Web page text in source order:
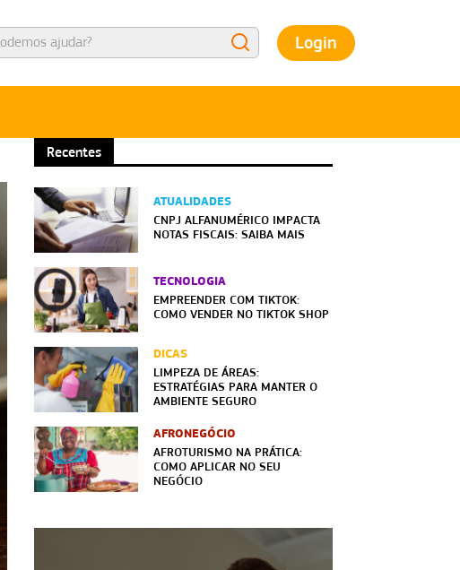
Login
Recentes
ATUALIDADES
CNPJ ALFANUMÉRICO IMPACTA
NOTAS FISCAIS: SAIBA MAIS
TECNOLOGIA
EMPREENDER COM TIKTOK:
COMO VENDER NO TIKTOK SHOP
DICAS
LIMPEZA DE ÁREAS:
ESTRATÉGIAS PARA MANTER O
AMBIENTE SEGURO
AFRONEGÓCIO
AFROTURISMO NA PRÁTICA:
COMO APLICAR NO SEU
NEGÓCIO